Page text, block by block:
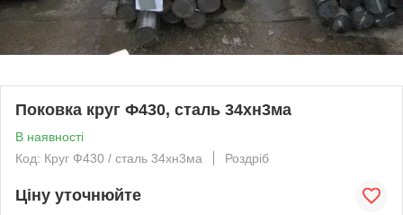
Поковка круг Ф430, сталь 34хн3ма
В наявності
Код: Круг Ф430 / сталь 34хн3ма
Роздріб
Ціну уточнюйте